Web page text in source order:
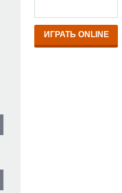
ИГРАТЬ ONLINE